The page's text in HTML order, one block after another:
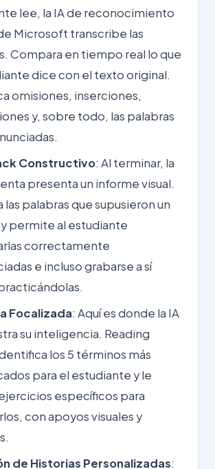
lee, la IA de reconocimiento
Microsoft transcribe las
Compara en tiempo real lo que
dice con el texto original.
omisiones, inserciones,
y, sobre todo, las palabras
Constructivo: Al terminar, la
presenta un informe visual.
las palabras que supusieron un
permite al estudiante
correctamente
e incluso grabarse a sí
Focalizada: Aquí es donde la IA
su inteligencia. Reading
los 5 términos más
para el estudiante y le
específicos para
con apoyos visuales y
de Historias Personalizadas: